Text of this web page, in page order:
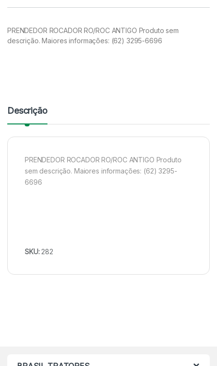
PRENDEDOR ROCADOR RO/ROC ANTIGO Produto sem
descrição. Maiores informações: (62) 3295-6696
Descrição
PRENDEDOR ROCADOR RO/ROC ANTIGO Produto
sem descrição. Maiores informações: (62) 3295-
6696
SKU: 282